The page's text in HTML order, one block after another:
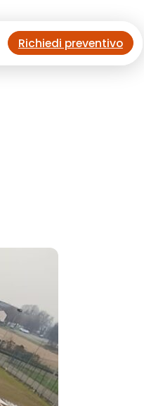
Richiedi preventivo